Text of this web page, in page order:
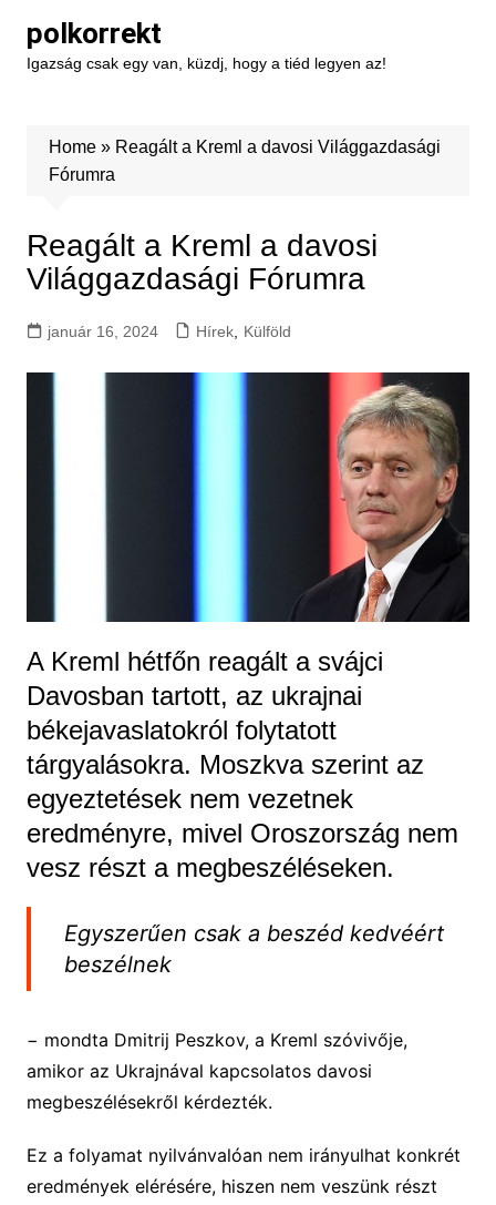
content
polkorrekt
Igazság csak egy van, küzdj, hogy a tiéd legyen az!
Home» Reagált a Kreml a davosi Világgazdasági
Fórumra
Reagált a Kreml a davosi
Világgazdasági Fórumra
január 16, 2024 Hírek, Külföld
A Kreml hétfőn reagált a svájci
Davosban tartott, az ukrajnai
békejavaslatokról folytatott
tárgyalásokra. Moszkva szerint az
egyeztetések nem vezetnek
eredményre, mivel Oroszország nem
vesz részt a megbeszéléseken.
Egyszerűen csak a beszéd kedvéért
beszélnek
− mondta Dmitrij Peszkov, a Kreml szóvivője,
amikor az Ukrajnával kapcsolatos davosi
megbeszélésekről kérdezték.
Ez a folyamat nyilvánvalóan nem irányulhat konkrét
eredmények elérésére, hiszen nem veszünk részt